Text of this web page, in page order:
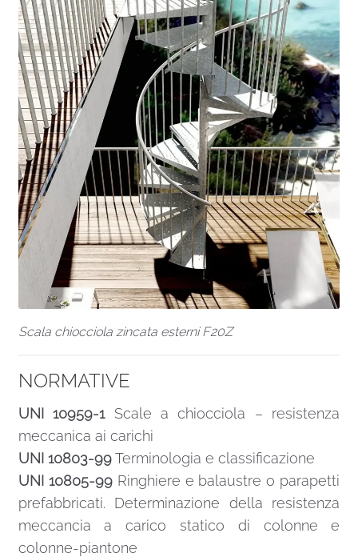
Scala chiocciola zincata esterni F20Z
NORMATIVE
UNI 10959-1Scale a chiocciola – resistenza
meccanica ai carichi
UNI 10803-99Terminologia e classificazione
UNI 10805-99Ringhiere e balaustre o parapetti
prefabbricati. Determinazione della resistenza
meccancia a carico statico di colonne e
colonne-piantone